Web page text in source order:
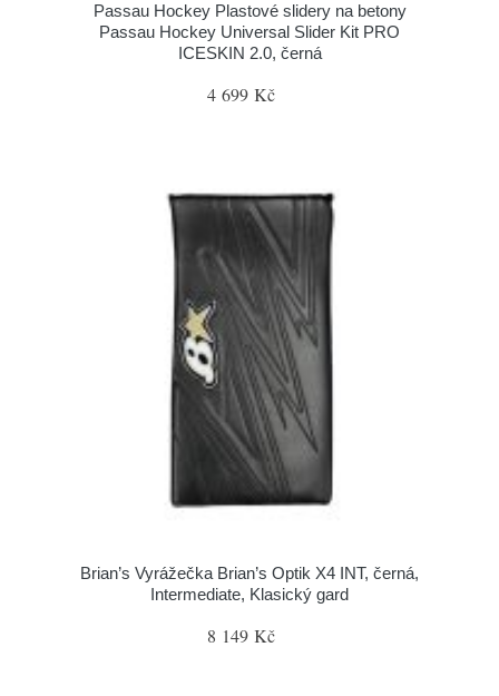
Passau Hockey Plastové slidery na betony
Passau Hockey Universal Slider Kit PRO
ICESKIN 2.0, černá
4 699 Kč
Brian’s Vyrážečka Brian’s Optik X4 INT, černá,
Intermediate, Klasický gard
8 149 Kč